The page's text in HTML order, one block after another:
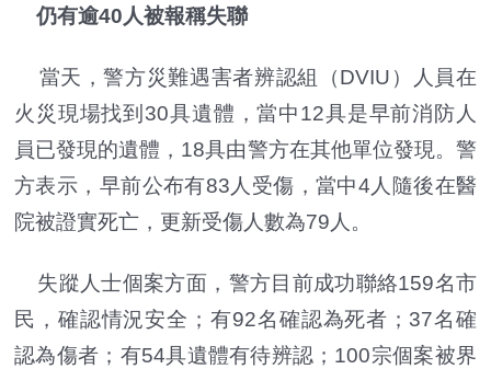
仍有逾40人被報稱失聯
當天，警方災難遇害者辨認組（DVIU）人員在
火災現場找到30具遺體，當中12具是早前消防人
員已發現的遺體，18具由警方在其他單位發現。警
方表示，早前公布有83人受傷，當中4人隨後在醫
院被證實死亡，更新受傷人數為79人。
失蹤人士個案方面，警方目前成功聯絡159名市
民，確認情況安全；有92名確認為死者；37名確
認為傷者；有54具遺體有待辨認；100宗個案被界